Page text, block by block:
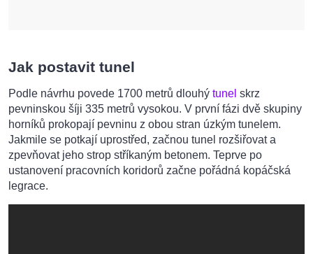
Jak postavit tunel
Podle návrhu povede 1700 metrů dlouhý tunel skrz
pevninskou šíji 335 metrů vysokou. V první fázi dvě skupiny
horníků prokopají pevninu z obou stran úzkým tunelem.
Jakmile se potkají uprostřed, začnou tunel rozšiřovat a
zpevňovat jeho strop stříkaným betonem. Teprve po
ustanovení pracovních koridorů začne pořádná kopáčská
legrace.